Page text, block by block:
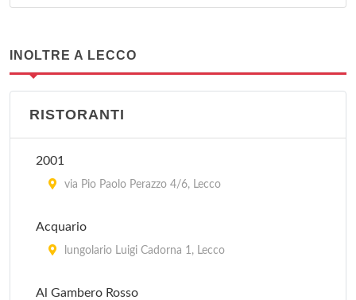
INOLTRE A LECCO
RISTORANTI
2001
via Pio Paolo Perazzo 4/6, Lecco
Acquario
lungolario Luigi Cadorna 1, Lecco
Al Gambero Rosso